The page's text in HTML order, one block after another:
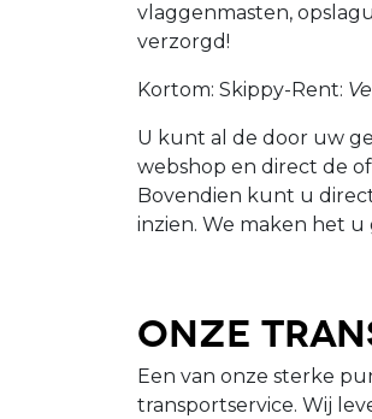
vlaggenmasten,
verzorgd!
Kortom: Skippy-Rent:
U kunt al de door uw
webshop en direct de
Bovendien kunt u
inzien. We maken het u
Onze
Een van onze sterke
transportservice. Wij